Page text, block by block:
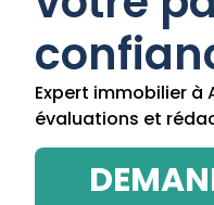
Expert immobilier à
évaluations et